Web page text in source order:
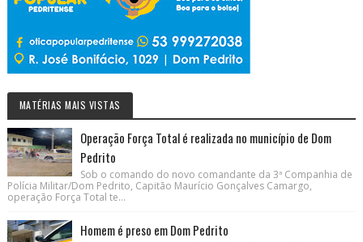
MATÉRIAS MAIS VISTAS
Operação Força Total é realizada no município de Dom
Pedrito
Sob o comando do novo comandante da 3ª Companhia de
Polícia Militar/Dom Pedrito, Capitão Maurício Gonçalves Camargo,
operação Força Total te...
Homem é preso em Dom Pedrito